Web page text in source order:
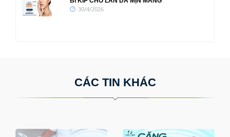
30/4/2026
CÁC TIN KHÁC